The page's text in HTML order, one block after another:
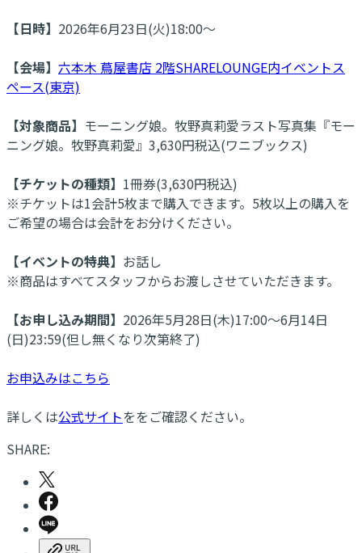
【日時】 2026年6月23日(火)18:00～
【会場】 六本木 蔦屋書店 2階SHARELOUNGE内イベントス
ペース(東京)
【対象商品】 モーニング娘。牧野真莉愛ラスト写真集『モー
ニング娘。牧野真莉愛』3,630円税込(ワニブックス)
【チケットの種類】 1冊券(3,630円税込)
※チケットは1会計5枚まで購入できます。5枚以上の購入を
ご希望の場合は会計をお分けください。
【イベントの特典】 お話し
※商品はすべてスタッフからお渡しさせていただきます。
【お申し込み期間】 2026年5月28日(木)17:00～6月14日
(日)23:59(但し無くなり次第終了)
お申込みはこちら
詳しくは公式サイトををご確認ください。
SHARE: